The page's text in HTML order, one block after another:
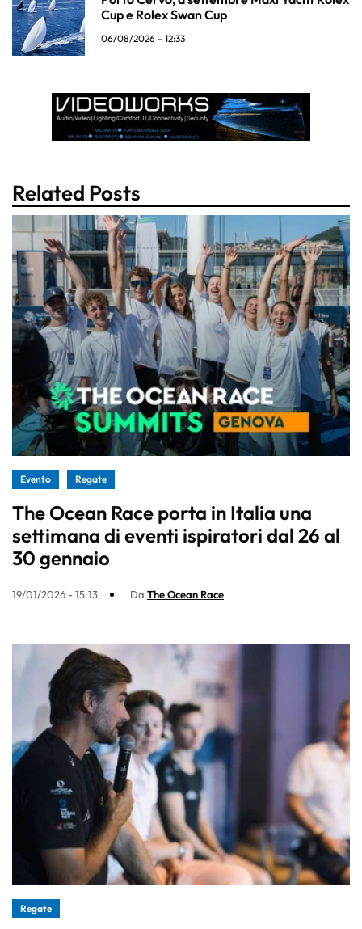
Cup e Rolex Swan Cup
06/08/2026 - 12:33
Related Posts
Evento Regate
The Ocean Race porta in Italia una
settimana di eventi ispiratori dal 26 al
30 gennaio
19/01/2026 - 15:13 Da The Ocean Race
Regate